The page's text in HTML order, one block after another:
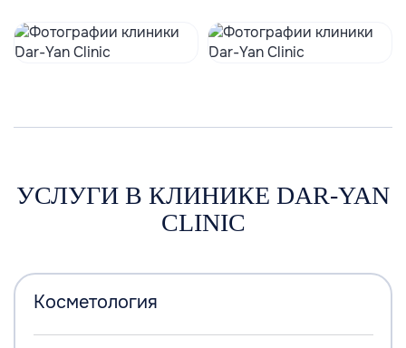
УСЛУГИ В КЛИНИКЕ DAR-YAN
CLINIC
Косметология